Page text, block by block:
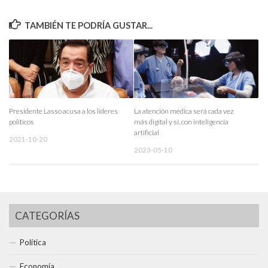
TAMBIÉN TE PODRÍA GUSTAR...
Presidente Lasso acusa a los líderes
políticos
2021-10-20
La atención médica será cada vez
más digital y sí, con inteligencia
artificial
2023-05-10
CATEGORÍAS
Política
Economía